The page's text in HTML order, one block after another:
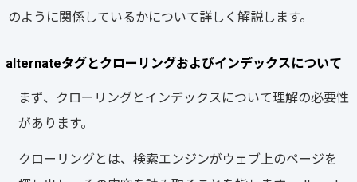
のように関係しているかについて詳しく解説します。
alternateタグとクローリングおよびインデックスについて
まず、クローリングとインデックスについて理解の必要性
があります。
クローリングとは、検索エンジンがウェブ上のページを